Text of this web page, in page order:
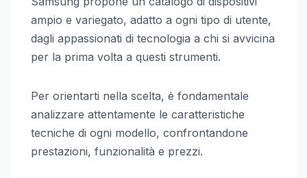
ampio e variegato, adatto a ogni tipo di utente,
dagli appassionati di tecnologia a chi si avvicina
per la prima volta a questi strumenti.
Per orientarti nella scelta, è fondamentale
analizzare attentamente le caratteristiche
tecniche di ogni modello, confrontandone
prestazioni, funzionalità e prezzi.